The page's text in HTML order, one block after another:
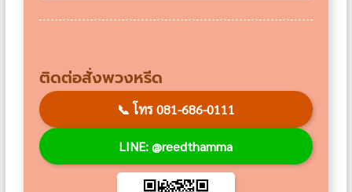
ติดต่อสั่งพวงหรีด
📞 โทร 081-686-0111
LINE: @reedthamma